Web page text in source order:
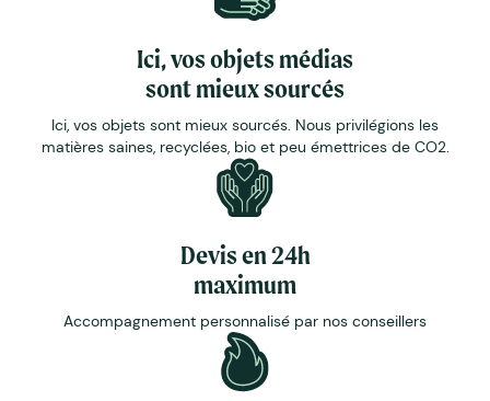
Ici, vos objets médias
sont mieux sourcés
Ici, vos objets sont mieux sourcés. Nous privilégions les
matières saines, recyclées, bio et peu émettrices de CO2.
Devis en 24h
maximum
Accompagnement personnalisé par nos conseillers